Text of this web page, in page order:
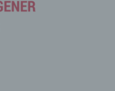
Daten